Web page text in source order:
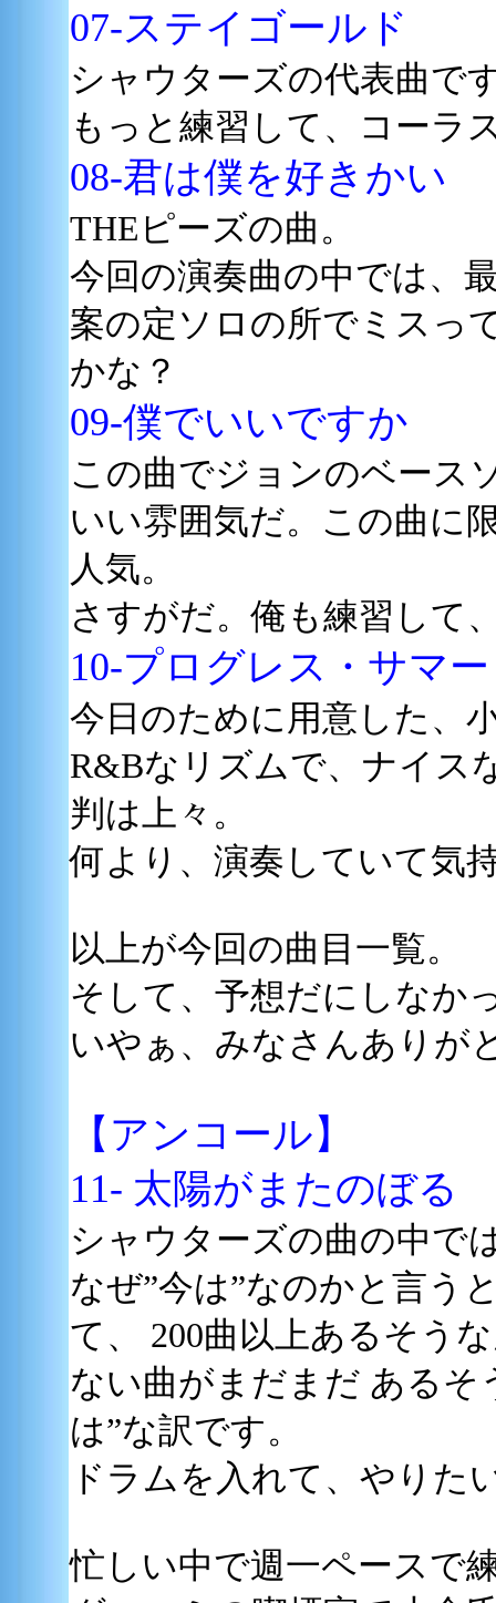
07-ステイゴールド
シャウターズの代表曲で
もっと練習して、コーラ
08-君は僕を好きかい
THEピーズの曲。
今回の演奏曲の中では、
案の定ソロの所でミスっ
かな？
09-僕でいいですか
この曲でジョンのベース
いい雰囲気だ。この曲に
人気。
さすがだ。俺も練習して
10-プログレス・サマー
今日のために用意した、
R&Bなリズムで、ナイス
判は上々。
何より、演奏していて気
以上が今回の曲目一覧。
そして、予想だにしなか
いやぁ、みなさんありが
【アンコール】
11- 太陽がまたのぼる
シャウターズの曲の中で
なぜ”今は”なのかと言う
て、 200曲以上あるそう
ない曲がまだまだ あるそ
は”な訳です。
ドラムを入れて、やりた
忙しい中で週一ペースで